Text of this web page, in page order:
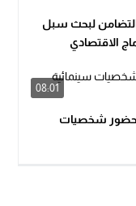
التضامن لبحث سبل
الاقتصادي
08:01
بحضور شخصيات